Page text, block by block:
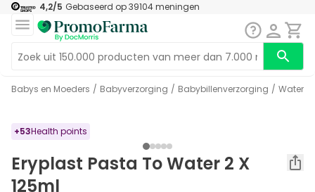
4,2/5 Gebaseerd op39104meningen
Babys en Moeders / Babyverzorging / Babybillenverzorging /
+53Health points
Eryplast Pasta To Water 2 X
125ml